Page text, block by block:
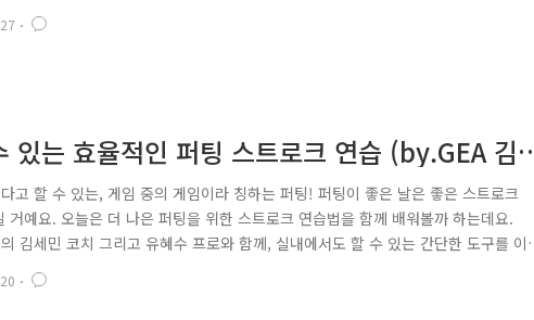
프로그램 및 골프존의 기술력과 노하우를 집대성한 골프토탈솔루션을 기반으로 세
한 선수들을 발굴하고 키워냅니다. 세계적인 대회에서 엘리트아카데미의 선수들이
있는 효율적인 퍼팅 스트로크 연습 (by.GEA 김
고 할 수 있는, 게임 중의 게임이라 칭하는 퍼팅! 퍼팅이 좋은 날은 좋은 스트로크
거예요. 오늘은 더 나은 퍼팅을 위한 스트로크 연습법을 함께 배워볼까 하는데요.
김세민 코치 그리고 유혜수 프로와 함께, 실내에서도 할 수 있는 간단한 도구를 이
방법을 알아보도록 해요! * 골프존 엘리트아카데미(GEA) "세상에 없던 최고의 시설
!" 골프 아카데미의 새로운 패러다임을 만들어가고 있는 골프존 엘리트아카데미는